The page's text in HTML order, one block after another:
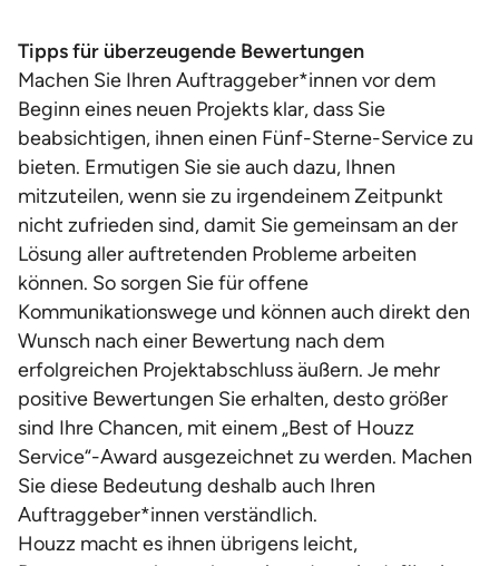
Tipps für überzeugende Bewertungen
Machen Sie Ihren Auftraggeber*innen vor dem
Beginn eines neuen Projekts klar, dass Sie
beabsichtigen, ihnen einen Fünf-Sterne-Service zu
bieten. Ermutigen Sie sie auch dazu, Ihnen
mitzuteilen, wenn sie zu irgendeinem Zeitpunkt
nicht zufrieden sind, damit Sie gemeinsam an der
Lösung aller auftretenden Probleme arbeiten
können. So sorgen Sie für offene
Kommunikationswege und können auch direkt den
Wunsch nach einer Bewertung nach dem
erfolgreichen Projektabschluss äußern. Je mehr
positive Bewertungen Sie erhalten, desto größer
sind Ihre Chancen, mit einem „Best of Houzz
Service“-Award ausgezeichnet zu werden. Machen
Sie diese Bedeutung deshalb auch Ihren
Auftraggeber*innen verständlich.
Houzz macht es ihnen übrigens leicht,